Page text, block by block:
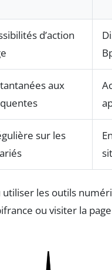
d’action
aux
sur les
les outils
ou visiter la